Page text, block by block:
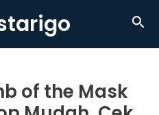
of the Mask